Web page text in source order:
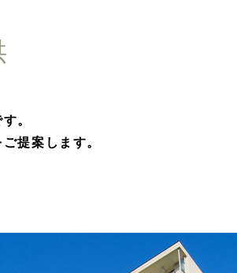
。
提案します。